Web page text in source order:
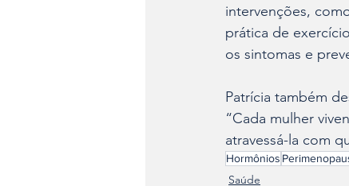
intervenções,
prática de
os sintomas e
Patrícia também
“Cada mulher
atravessá-la com
Hormônios
Saúde